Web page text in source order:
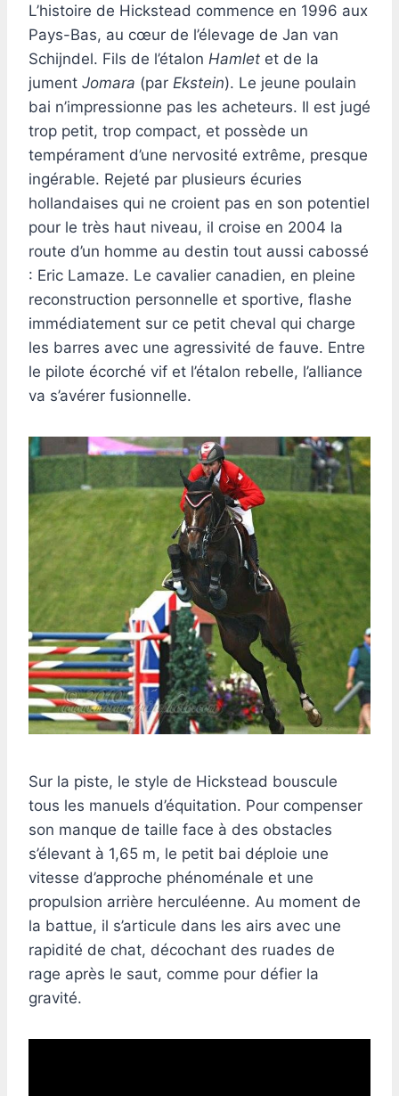
L’histoire de Hickstead commence en 1996 aux
Pays-Bas, au cœur de l’élevage de Jan van
Schijndel. Fils de l’étalon Hamlet et de la
jument Jomara (par Ekstein). Le jeune poulain
bai n’impressionne pas les acheteurs. Il est jugé
trop petit, trop compact, et possède un
tempérament d’une nervosité extrême, presque
ingérable. Rejeté par plusieurs écuries
hollandaises qui ne croient pas en son potentiel
pour le très haut niveau, il croise en 2004 la
route d’un homme au destin tout aussi cabossé
: Eric Lamaze. Le cavalier canadien, en pleine
reconstruction personnelle et sportive, flashe
immédiatement sur ce petit cheval qui charge
les barres avec une agressivité de fauve. Entre
le pilote écorché vif et l’étalon rebelle, l’alliance
va s’avérer fusionnelle.
Sur la piste, le style de Hickstead bouscule
tous les manuels d’équitation. Pour compenser
son manque de taille face à des obstacles
s’élevant à 1,65 m, le petit bai déploie une
vitesse d’approche phénoménale et une
propulsion arrière herculéenne. Au moment de
la battue, il s’articule dans les airs avec une
rapidité de chat, décochant des ruades de
rage après le saut, comme pour défier la
gravité.